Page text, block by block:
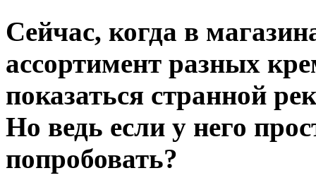
Сейчас, когда в
ассортимент разных
показаться странной
Но ведь если у него
попробовать?